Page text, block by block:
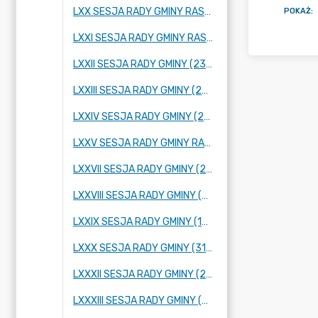
LXX SESJA RADY GMINY RASZYN (26 STYCZNIA 2023 R.)
LXXI SESJA RADY GMINY RASZYN (23 LUTEGO 2023 R.)
LXXII SESJA RADY GMINY (23 MARCA 2023 R.)
LXXIII SESJA RADY GMINY (27 KWIETNIA 2023 R.)
LXXIV SESJA RADY GMINY (25 MAJA 2023 R.)
LXXV SESJA RADY GMINY RASZYN (2 CZERWCA 2023 R.)
LXXVII SESJA RADY GMINY (28 CZERWCA 2023 R.)
LXXVIII SESJA RADY GMINY (06 LIPCA 2023 ROKU)
LXXIX SESJA RADY GMINY (10 SIERPNIA 2023 R.)
LXXX SESJA RADY GMINY (31 SIERPNIA 2023 R.)
LXXXII SESJA RADY GMINY (22 WRZEŚNIA 2023 R.)
LXXXIII SESJA RADY GMINY (29 WRZEŚNIA 2023 R.)
POKAŻ: